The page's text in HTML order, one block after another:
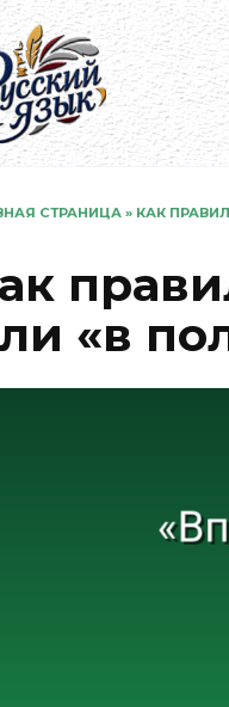
СТРАНИЦА » КАК
«в